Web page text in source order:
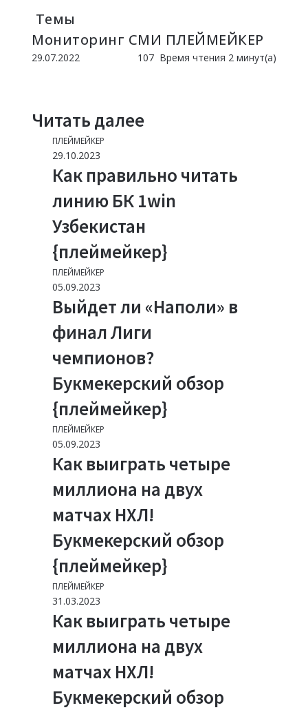
Темы
Мониторинг СМИ ПЛЕЙМЕЙКЕР
29.07.2022 107 Время чтения 2 минут(а)
Читать далее
ПЛЕЙМЕЙКЕР
29.10.2023
Как правильно читать
линию БК 1win
Узбекистан
{плеймейкер}
ПЛЕЙМЕЙКЕР
05.09.2023
Выйдет ли «Наполи» в
финал Лиги
чемпионов?
Букмекерский обзор
{плеймейкер}
ПЛЕЙМЕЙКЕР
05.09.2023
Как выиграть четыре
миллиона на двух
матчах НХЛ!
Букмекерский обзор
{плеймейкер}
ПЛЕЙМЕЙКЕР
31.03.2023
Как выиграть четыре
миллиона на двух
матчах НХЛ!
Букмекерский обзор